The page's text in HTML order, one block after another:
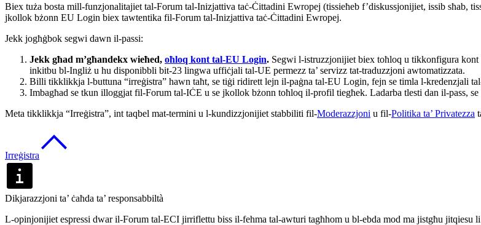
Biex tuża bosta mill-funzjonalitajiet tal-Forum tal-Inizjattiva taċ-Ċittadini Ewropej (tissieħeb f’diskussjonijiet, issib sħab,
jkollok bżonn EU Login biex tawtentika fil-Forum tal-Inizjattiva taċ-Ċittadini Ewropej.
Jekk jogħġbok segwi dawn il-passi:
Jekk għad m’għandekx wieħed, oħloq kont tal-EU Login. Segwi l-istruzzjonijiet biex toħloq u tikkonfigura
inkitbu bl-Ingliż u hu disponibbli bit-23 lingwa uffiċjali tal-UE permezz ta’ servizz tat-traduzzjoni awtomatizzata.
Billi tikklikkja l-buttuna “irreġistra” hawn taħt, se tiġi ridirett lejn il-paġna tal-EU Login, fejn se timla l-kredenzjali
Imbagħad se tkun illoggjat fil-Forum tal-IĊE u se jkollok bżonn toħloq il-profil tiegħek. Ladarba tlesti dan il-pass,
Meta tikklikkja “Irreġistra”, int taqbel mat-termini u l-kundizzjonijiet stabbiliti fil-Moderazzjoni u fil-Politika ta’ Privatezza
Irreġistra
Dikjarazzjoni ta’ ċaħda ta’ responsabbiltà
L-opinjonijiet espressi dwar il-Forum tal-ECI jirriflettu biss il-fehma tal-awturi tagħhom u bl-ebda mod ma jistgħu